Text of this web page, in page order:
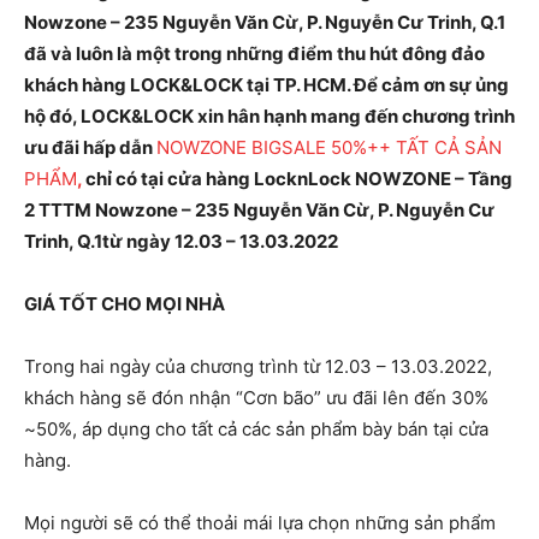
Nowzone – 235 Nguyễn Văn Cừ, P. Nguyễn Cư Trinh, Q.1
đã và luôn là một trong những điểm thu hút đông đảo
khách hàng LOCK&LOCK tại TP. HCM. Để cảm ơn sự ủng
hộ đó, LOCK&LOCK xin hân hạnh mang đến chương trình
ưu đãi hấp dẫn NOWZONE BIGSALE 50%++ TẤT CẢ SẢN
PHẨM,chỉ có tại cửa hàng LocknLock NOWZONE – Tầng
2 TTTM Nowzone – 235 Nguyễn Văn Cừ, P. Nguyễn Cư
Trinh, Q.1từ ngày 12.03 – 13.03.2022
GIÁ TỐT CHO MỌI NHÀ
Trong hai ngày của chương trình từ 12.03 – 13.03.2022,
khách hàng sẽ đón nhận “Cơn bão” ưu đãi lên đến 30%
~50%, áp dụng cho tất cả các sản phẩm bày bán tại cửa
hàng.
Mọi người sẽ có thể thoải mái lựa chọn những sản phẩm